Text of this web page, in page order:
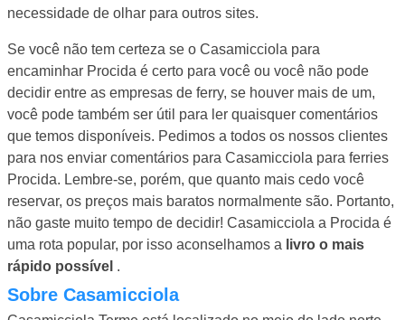
necessidade de olhar para outros sites.
Se você não tem certeza se o Casamicciola para
encaminhar Procida é certo para você ou você não pode
decidir entre as empresas de ferry, se houver mais de um,
você pode também ser útil para ler quaisquer comentários
que temos disponíveis. Pedimos a todos os nossos clientes
para nos enviar comentários para Casamicciola para ferries
Procida. Lembre-se, porém, que quanto mais cedo você
reservar, os preços mais baratos normalmente são. Portanto,
não gaste muito tempo de decidir! Casamicciola a Procida é
uma rota popular, por isso aconselhamos a livro o mais
rápido possível .
Sobre Casamicciola